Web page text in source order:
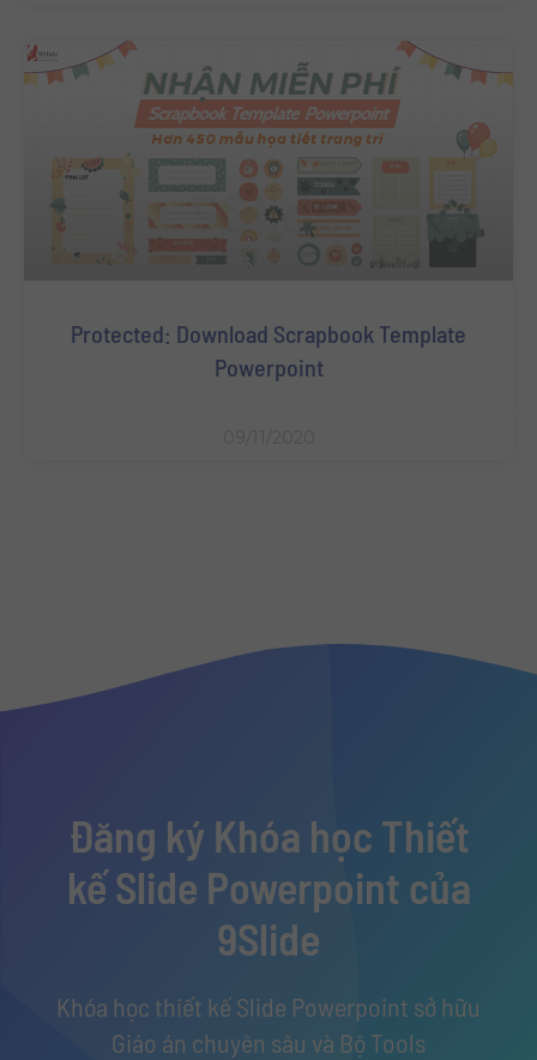
Protected: Download Scrapbook Template
Powerpoint
Đăng ký Khóa học Thiết
kế Slide Powerpoint của
9Slide
Khóa học thiết kế Slide Powerpoint sở hữu
Giáo án chuyên sâu và Bộ Tools